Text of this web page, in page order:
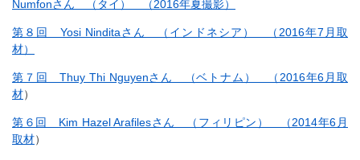
Numfonさん （タイ） （2016年夏撮影）
第８回 Yosi Ninditaさん （インドネシア） （2016年7月取
材）
第７回 Thuy Thi Nguyenさん （ベトナム） （2016年6月取
材）
第６回 Kim Hazel Arafilesさん （フィリピン） （2014年6月
取材）